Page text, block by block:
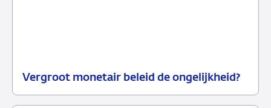
Vergroot monetair beleid de ongelijkheid?